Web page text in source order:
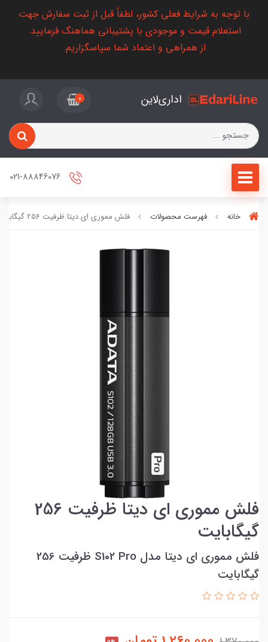
با توجه به شرایط فعلی کشور، لطفاً قبل از ثبت سفارش جهت
استعلام قیمت و موجودی با پشتیبانی هماهنگ فرمایید.
از همراهی و اعتماد شما سپاسگزاریم.
اداری‌لاین 0
خانه فهرست محصولات فلش مموری ای دیتا ظرفیت 256 گیگابایت
فلش مموری ای دیتا ظرفیت 256
گیگابایت
فلش مموری ای دیتا مدل S102 Pro ظرفیت 256
گیگابایت